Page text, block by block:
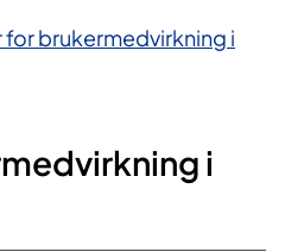
brukermedvirkning i
i